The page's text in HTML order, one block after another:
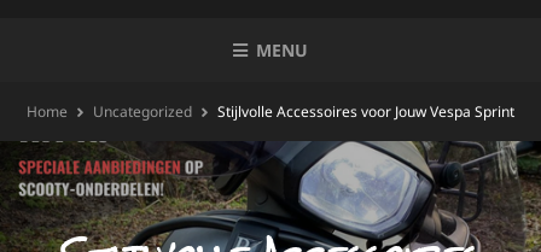
MENU
Home Uncategorized Stijlvolle Accessoires voor Jouw Vespa Sprint